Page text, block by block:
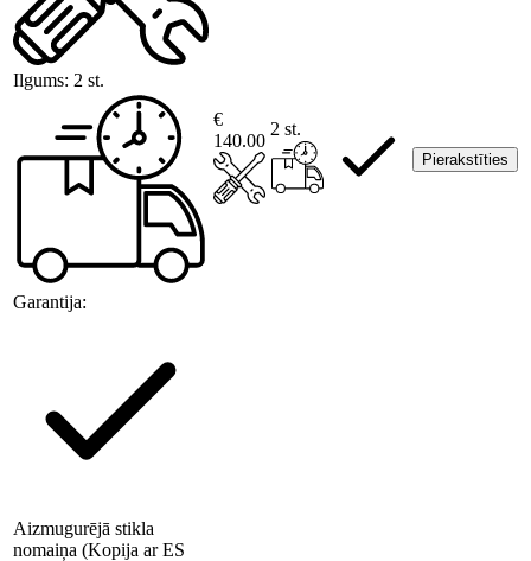
Ilgums: 2 st.
Garantija:
€
140.00
2 st.
Pierakstīties
Aizmugurējā stikla
nomaiņa (Kopija ar ES